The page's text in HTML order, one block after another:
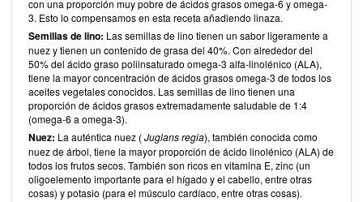
con una proporción muy pobre de ácidos grasos omega-6 y omega-
3. Esto lo compensamos en esta receta añadiendo linaza.
Semillas de lino: Las semillas de lino tienen un sabor ligeramente a
nuez y tienen un contenido de grasa del 40%. Con alrededor del
50% del ácido graso poliinsaturado omega-3 alfa-linolénico (ALA),
tiene la mayor concentración de ácidos grasos omega-3 de todos los
aceites vegetales conocidos. Las semillas de lino tienen una
proporción de ácidos grasos extremadamente saludable de 1:4
(omega-6 a omega-3).
Nuez: La auténtica nuez (Juglans regia), también conocida como
nuez de árbol, tiene la mayor proporción de ácido linolénico (ALA) de
todos los frutos secos. También son ricos en vitamina E, zinc (un
oligoelemento importante para el hígado y el cabello, entre otras
cosas) y potasio (para el músculo cardíaco, entre otras cosas).